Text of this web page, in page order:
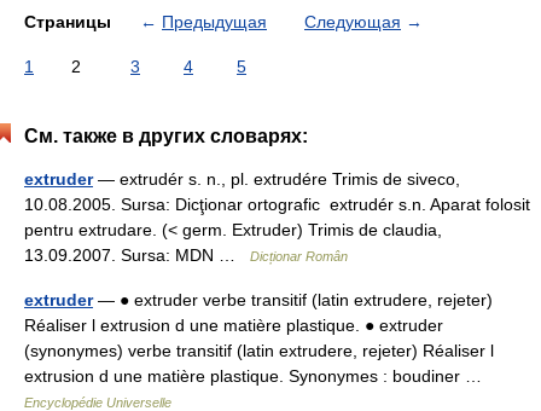
Страницы ← Предыдущая Следующая →
1 2 3 4 5
См. также в других словарях:
extruder— extrudér s. n., pl. extrudére Trimis de siveco,
10.08.2005. Sursa: Dicţionar ortografic extrudér s.n. Aparat folosit
pentru extrudare. (< germ. Extruder) Trimis de claudia,
13.09.2007. Sursa: MDN …
Dicționar Român
extruder— ● extruder verbe transitif (latin extrudere, rejeter)
Réaliser l extrusion d une matière plastique. ● extruder
(synonymes) verbe transitif (latin extrudere, rejeter) Réaliser l
extrusion d une matière plastique. Synonymes : boudiner …
Encyclopédie Universelle